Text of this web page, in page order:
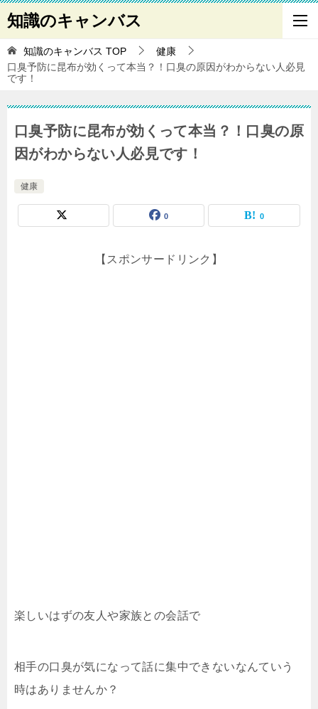
知識のキャンバス
知識のキャンバス TOP
健康
口臭予防に昆布が効くって本当？！口臭の原因がわからない人必見
です！
口臭予防に昆布が効くって本当？！口臭の原
因がわからない人必見です！
健康
0 0
【スポンサードリンク】
楽しいはずの友人や家族との会話で
相手の口臭が気になって話に集中できないなんていう
時はありませんか？